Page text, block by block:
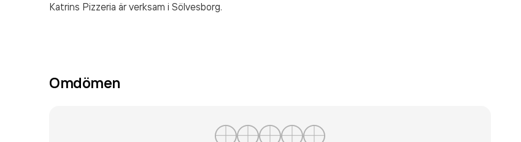
Katrins Pizzeria är verksam i Sölvesborg.
Omdömen